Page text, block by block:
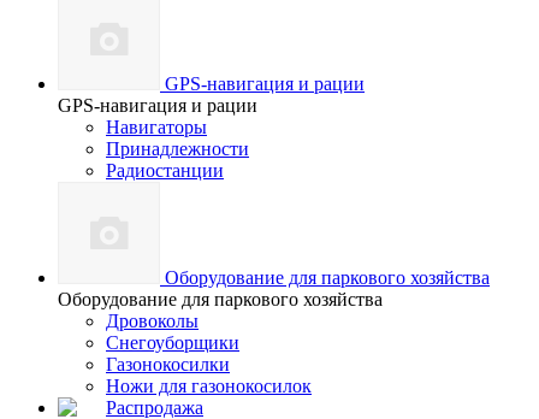
GPS-навигация и рации
GPS-навигация и рации
Навигаторы
Принадлежности
Радиостанции
Оборудование для паркового хозяйства
Оборудование для паркового хозяйства
Дровоколы
Снегоуборщики
Газонокосилки
Ножи для газонокосилок
Распродажа